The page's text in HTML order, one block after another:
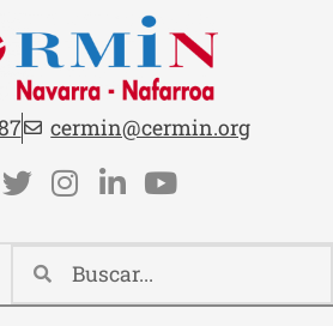
Email:
cermin@cermin.org